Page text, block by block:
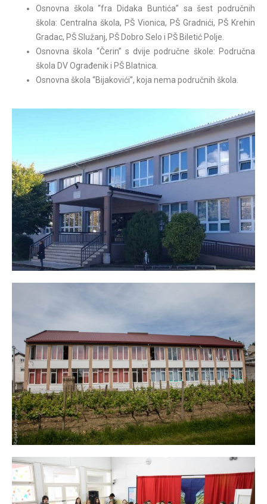
Osnovna škola “fra Didaka Buntića” sa šest područnih
škola: Centralna škola, PŠ Vionica, PŠ Gradnići, PŠ Krehin
Gradac, PŠ Služanj, PŠ Dobro Selo i PŠ Biletić Polje.
Osnovna škola “Čerin” s dvije područne škole: Područna
škola DV Ograđenik i PŠ Blatnica.
Osnovna škola “Bijakovići”, koja nema područnih škola.